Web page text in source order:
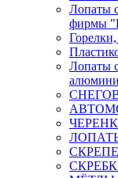
Лопаты
фирмы
Лопаты